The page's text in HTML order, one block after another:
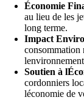
Économie
au lieu de les
long terme.
Impact
consommation
Soutien à
cordonniers
léconomie de